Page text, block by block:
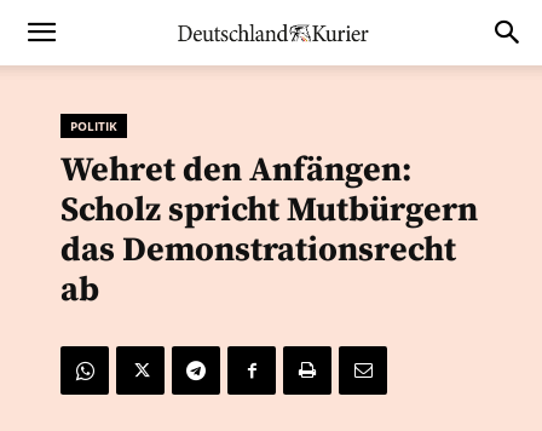
POLITIK
Wehret den Anfängen:
Scholz spricht Mutbürgern
das Demonstrationsrecht
ab